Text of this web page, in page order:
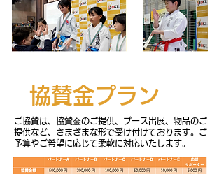
協賛金プラン
ご協賛は、協賛⾦のご提供、ブース出展、物品のご
提供など、さまざまな形で受け付けております。ご
予算やご希望に応じて柔軟に対応いたします。